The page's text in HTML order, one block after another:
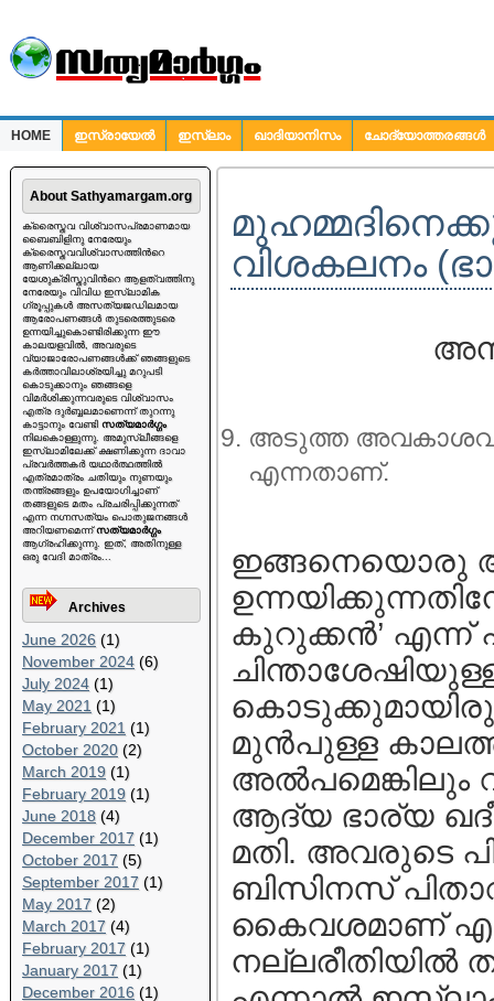
HOME ഇസ്രായേല്‍ ഇസ്ലാം ഖാദിയാനിസം
ചോദ്യോത്തരങ്ങള്‍
ചോദ്യങ്ങള്‍
About Sathyamargam.org
ക്രൈസ്തവ വിശ്വാസപ്രമാണമായ
ബൈബിളിനു നേരേയും
ക്രൈസ്തവവിശ്വാസത്തിന്‍റെ
ആണിക്കല്ലായ
യേശുക്രിസ്തുവിന്‍റെ ആളത്വത്തിനു
നേരേയും വിവിധ ഇസ്ലാമിക
ഗ്രൂപ്പുകള്‍ അസത്യജഡിലമായ
ആരോപണങ്ങള്‍ തുടരെത്തുടരെ
ഉന്നയിച്ചുകൊണ്ടിരിക്കുന്ന ഈ
കാലയളവില്‍, അവരുടെ
വ്യാജാരോപണങ്ങള്‍ക്ക് ഞങ്ങളുടെ
കര്‍ത്താവിലാശ്രയിച്ചു മറുപടി
കൊടുക്കാനും ഞങ്ങളെ
വിമര്‍ശിക്കുന്നവരുടെ വിശ്വാസം
എത്ര ദുര്‍ബ്ബലമാണെന്ന് തുറന്നു
കാട്ടാനും വേണ്ടി സത്യമാര്‍ഗ്ഗം
നിലകൊള്ളുന്നു. അമുസ്ലീങ്ങളെ
ഇസ്ലാമിലേക്ക് ക്ഷണിക്കുന്ന ദാവാ
പ്രവര്‍ത്തകര്‍ യഥാര്‍ത്ഥത്തില്‍
എത്രമാത്രം ചതിയും നുണയും
തന്ത്രങ്ങളും ഉപയോഗിച്ചാണ്
തങ്ങളുടെ മതം പ്രചരിപ്പിക്കുന്നത്
എന്ന നഗ്നസത്യം പൊതുജനങ്ങള്‍
അറിയണമെന്ന്സത്യമാര്‍ഗ്ഗം
ആഗ്രഹിക്കുന്നു. ഇത്, അതിനുള്ള
ഒരു വേദി മാത്രം...
Archives
June 2026 (1)
November 2024 (6)
July 2024 (1)
May 2021 (1)
February 2021 (1)
October 2020 (2)
March 2019 (1)
February 2019 (1)
June 2018 (4)
December 2017 (1)
October 2017 (5)
September 2017 (1)
May 2017 (2)
March 2017 (4)
February 2017 (1)
January 2017 (1)
December 2016 (1)
വിശകലനം
അടുത്ത
എന്നതാണ്.
ഇങ്ങനെയൊരു
കുറുക്കന്‍’ എന്ന്
മുന്‍പുള്ള
അല്‍പമെങ്കിലും
ആദ്യ ഭാര്യ
മതി. അവരുടെ
ബിസിനസ്
കൈവശമാണ്